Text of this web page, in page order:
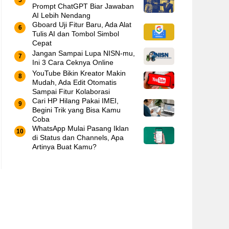
Prompt ChatGPT Biar Jawaban
AI Lebih Nendang
Gboard Uji Fitur Baru, Ada Alat
Tulis AI dan Tombol Simbol
Cepat
Jangan Sampai Lupa NISN-mu,
Ini 3 Cara Ceknya Online
YouTube Bikin Kreator Makin
Mudah, Ada Edit Otomatis
Sampai Fitur Kolaborasi
Cari HP Hilang Pakai IMEI,
Begini Trik yang Bisa Kamu
Coba
WhatsApp Mulai Pasang Iklan
di Status dan Channels, Apa
Artinya Buat Kamu?